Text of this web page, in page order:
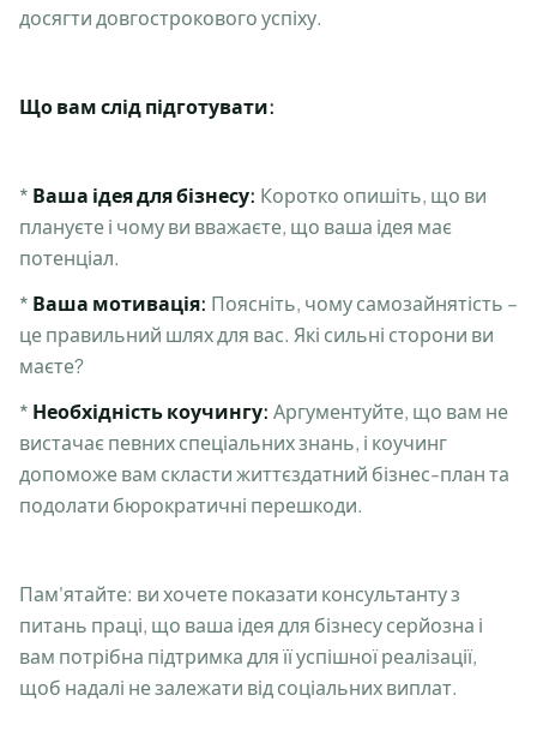
досягти довгострокового успіху.
Що вам слід підготувати:
* Ваша ідея для бізнесу: Коротко опишіть, що ви
плануєте і чому ви вважаєте, що ваша ідея має
потенціал.
* Ваша мотивація: Поясніть, чому самозайнятість –
це правильний шлях для вас. Які сильні сторони ви
маєте?
* Необхідність коучингу: Аргументуйте, що вам не
вистачає певних спеціальних знань, і коучинг
допоможе вам скласти життєздатний бізнес-план та
подолати бюрократичні перешкоди.
Пам'ятайте: ви хочете показати консультанту з
питань праці, що ваша ідея для бізнесу серйозна і
вам потрібна підтримка для її успішної реалізації,
щоб надалі не залежати від соціальних виплат.